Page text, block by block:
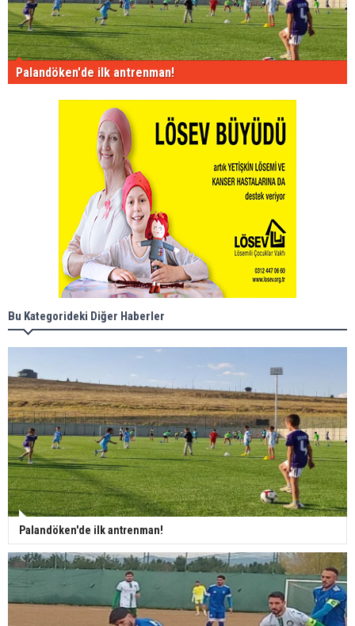
Palandöken'de ilk antrenman!
Bu Kategorideki Diğer Haberler
Palandöken'de ilk antrenman!